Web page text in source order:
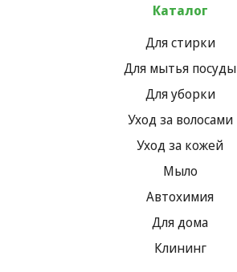
Каталог
Для стирки
Для мытья посуды
Для уборки
Уход за волосами
Уход за кожей
Мыло
Автохимия
Для дома
Клининг